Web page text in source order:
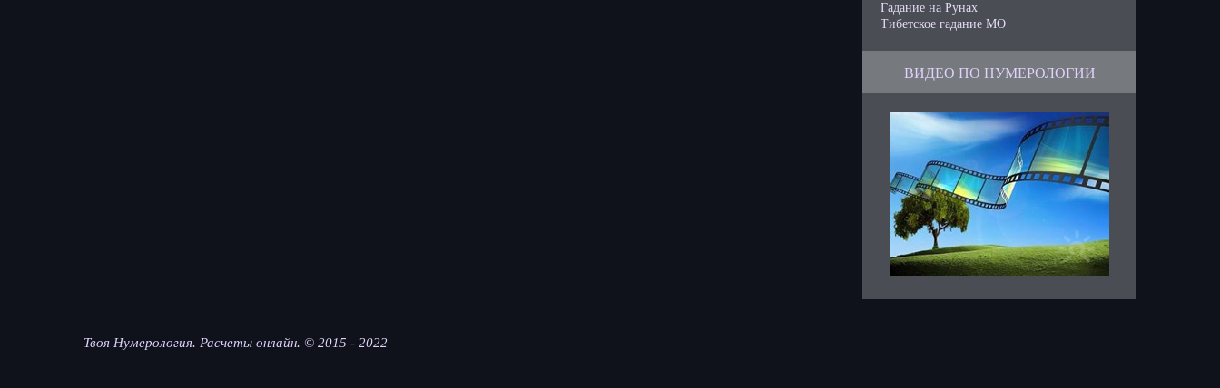
Гадание на Рунах
Тибетское гадание МО
ВИДЕО ПО НУМЕРОЛОГИИ
Твоя Нумерология. Расчеты онлайн. © 2015 - 2022